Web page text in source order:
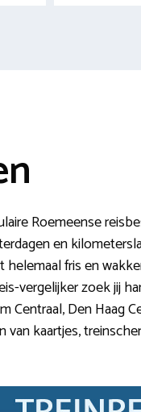
Roemeense
en
fris en
vergelijker zoek jij
Centraal, Den Haag
kaartjes,